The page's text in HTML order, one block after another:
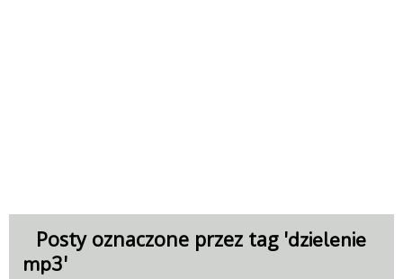
Posty oznaczone przez tag 'dzielenie
mp3'